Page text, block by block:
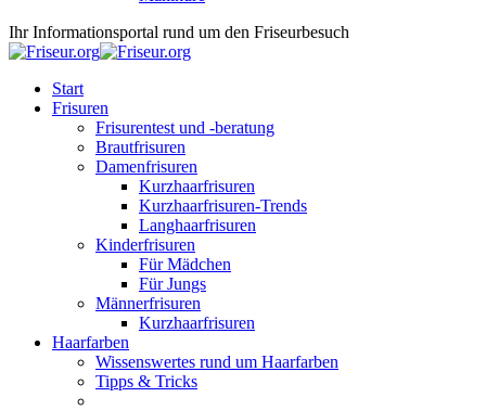
Ihr Informationsportal rund um den Friseurbesuch
Start
Frisuren
Frisurentest und -beratung
Brautfrisuren
Damenfrisuren
Kurzhaarfrisuren
Kurzhaarfrisuren-Trends
Langhaarfrisuren
Kinderfrisuren
Für Mädchen
Für Jungs
Männerfrisuren
Kurzhaarfrisuren
Haarfarben
Wissenswertes rund um Haarfarben
Tipps & Tricks